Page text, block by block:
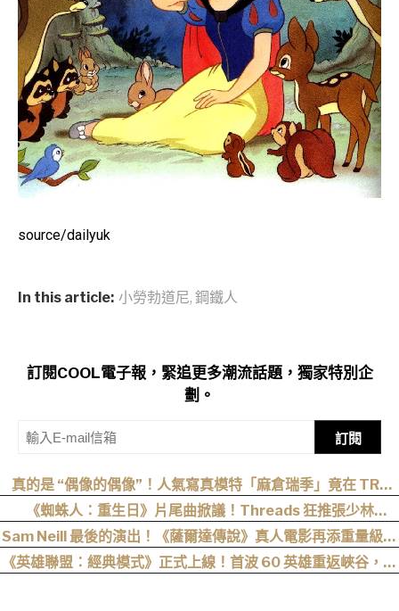
source/dailyuk
In this article: 小勞勃道尼, 鋼鐵人
訂閱COOL電子報，緊追更多潮流話題，獨家特別企
劃。
訂閱
真的是 “偶像的偶像”！人氣寫真模特「麻倉瑞季」竟在 TRE
“成功追星”，可愛直言：涼森真的太可愛，幸好有來台灣
《蜘蛛人：重生日》片尾曲掀議！Threads 狂推張少林
〈SpiderMan〉，網笑：播這個直接神作預定
Sam Neill 最後的演出！《薩爾達傳說》真人電影再添重量級卡
司
《英雄聯盟：經典模式》正式上線！首波 60 英雄重返峽谷，阿